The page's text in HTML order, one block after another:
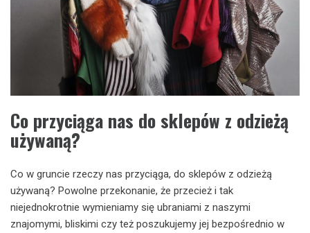
Co przyciąga nas do sklepów z odzieżą
używaną?
Co w gruncie rzeczy nas przyciąga, do sklepów z odzieżą
używaną? Powolne przekonanie, że przecież i tak
niejednokrotnie wymieniamy się ubraniami z naszymi
znajomymi, bliskimi czy też poszukujemy jej bezpośrednio w